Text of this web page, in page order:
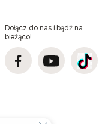
pneumatyczne
Szlifierki taśmowe
Dołącz do nas i bądź na
bieżąco!